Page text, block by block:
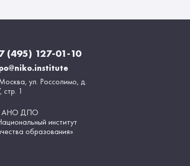
(495) 127-01-10
ул. Россолимо, д.
стр. 1
ДПО
институт
образования»